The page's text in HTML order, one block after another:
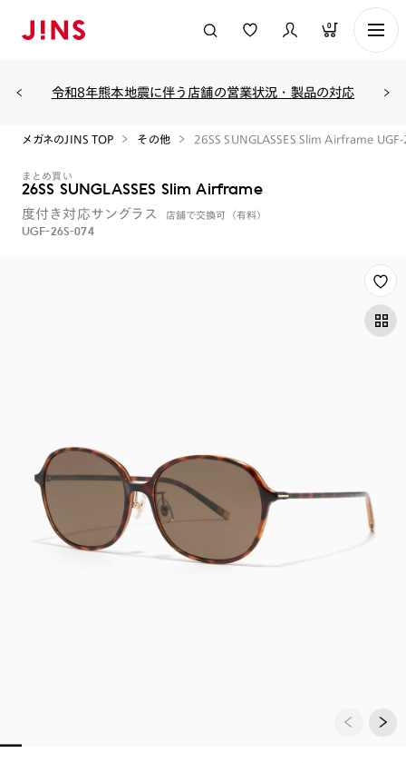
0
令和8年熊本地震に伴う店舗の営業状況・製品の対応
メガネのJINS TOP その他 26SS SUNGLASSES Slim Airframe
まとめ買い
26SS SUNGLASSES Slim Airframe
度付き対応サングラス 店舗で交換可（有料）
UGF-26S-074